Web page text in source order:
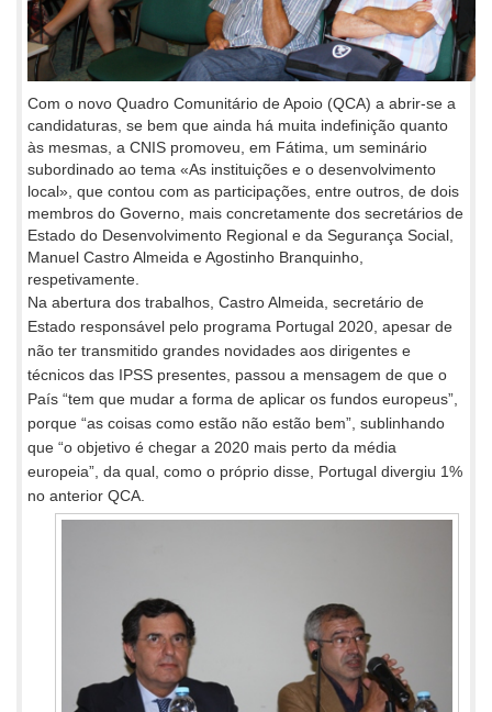
Com o novo Quadro Comunitário de Apoio (QCA) a abrir-se a
candidaturas, se bem que ainda há muita indefinição quanto
às mesmas, a CNIS promoveu, em Fátima, um seminário
subordinado ao tema «As instituições e o desenvolvimento
local», que contou com as participações, entre outros, de dois
membros do Governo, mais concretamente dos secretários de
Estado do Desenvolvimento Regional e da Segurança Social,
Manuel Castro Almeida e Agostinho Branquinho,
respetivamente.
Na abertura dos trabalhos, Castro Almeida, secretário de
Estado responsável pelo programa Portugal 2020, apesar de
não ter transmitido grandes novidades aos dirigentes e
técnicos das IPSS presentes, passou a mensagem de que o
País “tem que mudar a forma de aplicar os fundos europeus”,
porque “as coisas como estão não estão bem”, sublinhando
que “o objetivo é chegar a 2020 mais perto da média
europeia”, da qual, como o próprio disse, Portugal divergiu 1%
no anterior QCA.